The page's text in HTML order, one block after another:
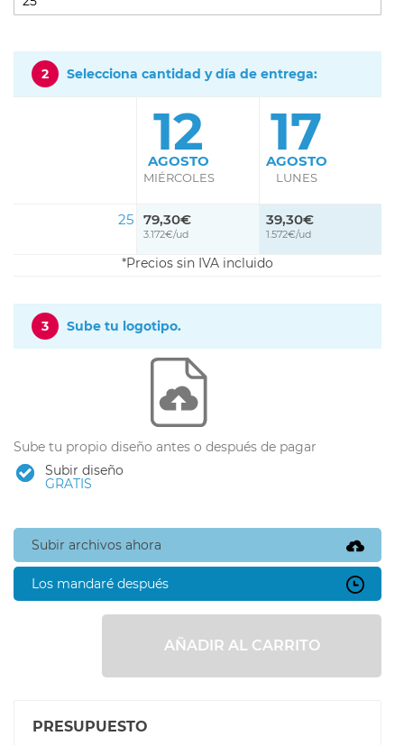
2 Selecciona cantidad y día de entrega:
12
AGOSTO
MIÉRCOLES
17
AGOSTO
LUNES
25 79,30€
3.172€/ud
39,30€
1.572€/ud
Precios sin IVA incluido
3 Sube tu logotipo.
Sube tu propio diseño antes o después de pagar
Subir diseño
GRATIS
Subir archivos ahora
Los mandaré después
AÑADIR AL CARRITO
PRESUPUESTO